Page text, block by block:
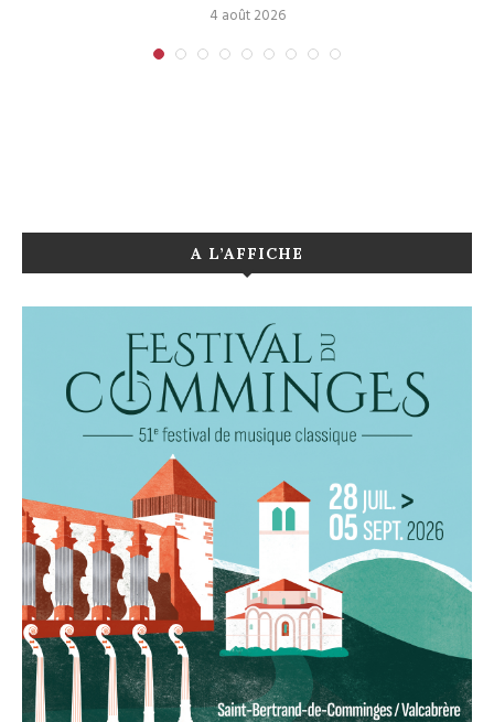
4 août 2026
A L’AFFICHE